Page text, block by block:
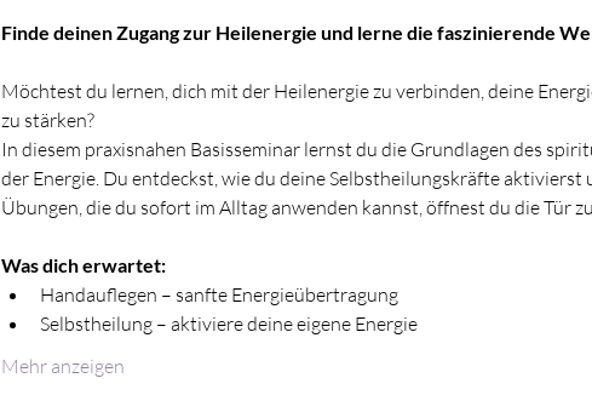
Finde deinen Zugang zur Heilenergie und lerne die faszinierende
Möchtest du lernen, dich mit der Heilenergie zu verbinden, deine
zu stärken?
In diesem praxisnahen Basisseminar lernst du die Grundlagen des
der Energie. Du entdeckst, wie du deine Selbstheilungskräfte
Übungen, die du sofort im Alltag anwenden kannst, öffnest du die Tür
Was dich erwartet:
Handauflegen – sanfte Energieübertragung
Selbstheilung – aktiviere deine eigene Energie
Mehr anzeigen